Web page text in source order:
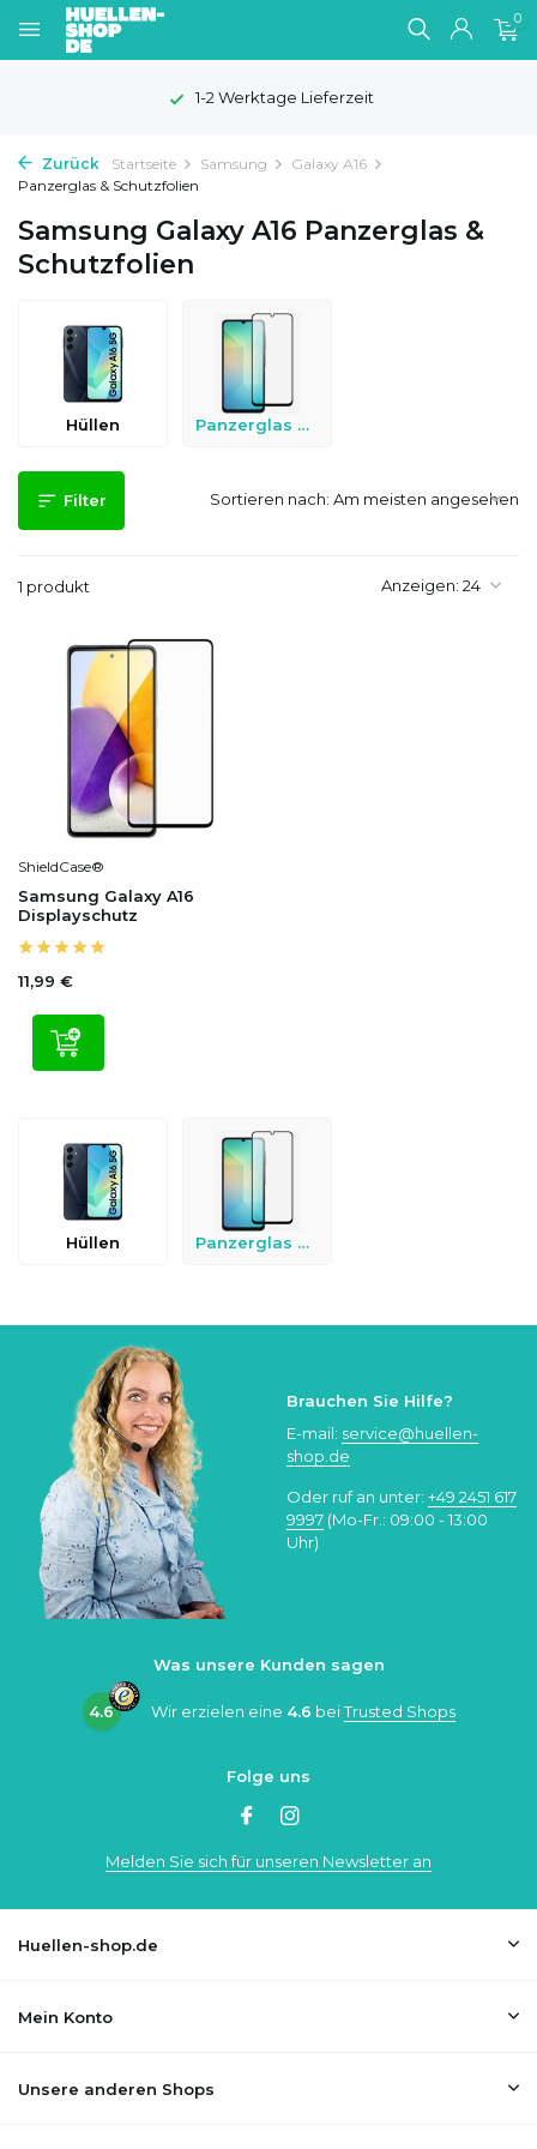
0
1-2 Werktage Lieferzeit
Zurück Startseite Samsung
Galaxy A16
Panzerglas & Schutzfolien
Samsung Galaxy A16 Panzerglas &
Schutzfolien
Hüllen Panzerglas & Schutzfolien
Filter
1 produkt Anzeigen:
Sortieren nach:
ShieldCase®
Samsung Galaxy A16
Displayschutz
11,99 €
Hüllen Panzerglas & Schutzfolien
Brauchen Sie Hilfe?
E-mail: service@huellen-
shop.de
Oder ruf an unter: +49 2451 617
9997 (Mo-Fr.: 09:00 - 13:00
Uhr)
Was unsere Kunden sagen
4.6 Wir erzielen eine 4.6 beiTrusted Shops
Folge uns
Melden Sie sich für unseren Newsletter an
Huellen-shop.de
Mein Konto
Unsere anderen Shops